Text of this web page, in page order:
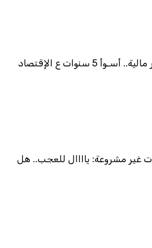
5 سـنوات وجيريل وزير مالية.. أسـوأ 5 سنوات ع الإقتصاد
غير مشروعة: ياااال للعجب.. هل